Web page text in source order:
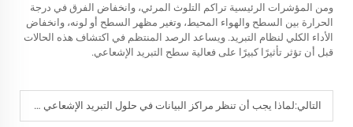
ومن المؤشرات الرئيسية تراكم التلوث المرئي، وانخفاض الفرق في درجة
الحرارة بين السطح والهواء المحيط، وتغير مظهر السطح أو لونه، وانخفاض
الأداء الكلي لنظام التبريد. ويساعد الرصد المنتظم في اكتشاف هذه الحالات
قبل أن تؤثر تأثيرًا كبيرًا على فعالية سطح التبريد الإشعاعي.
التالي:لماذا يجب أن تنظر مراكز البيانات في حلول التبريد الإشعاعي لتحسين كفاءة استهلاك الطاقة؟